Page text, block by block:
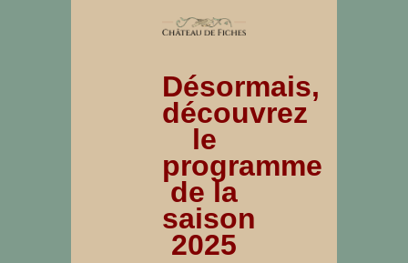
Désormais,
découvrez
le
programme
de la
saison
2025